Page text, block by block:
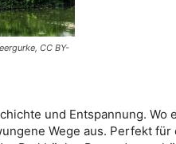
CC BY-
und Entspannung.
Wege aus. Perfekt